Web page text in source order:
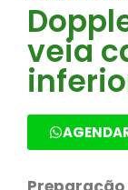
veia